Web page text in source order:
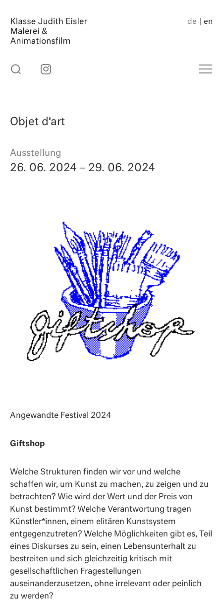
content
de en
Objet d‘art
Ausstellung
26. 06. 2024 – 29. 06. 2024
Angewandte Festival 2024
Giftshop
Welche Strukturen finden wir vor und welche
schaffen wir, um Kunst zu machen, zu zeigen und zu
betrachten? Wie wird der Wert und der Preis von
Kunst bestimmt? Welche Verantwortung tragen
Künstler*innen, einem elitären Kunstsystem
entgegenzutreten? Welche Möglichkeiten gibt es, Teil
eines Diskurses zu sein, einen Lebensunterhalt zu
bestreiten und sich gleichzeitig kritisch mit
gesellschaftlichen Fragestellungen
auseinanderzusetzen, ohne irrelevant oder peinlich
zu werden?